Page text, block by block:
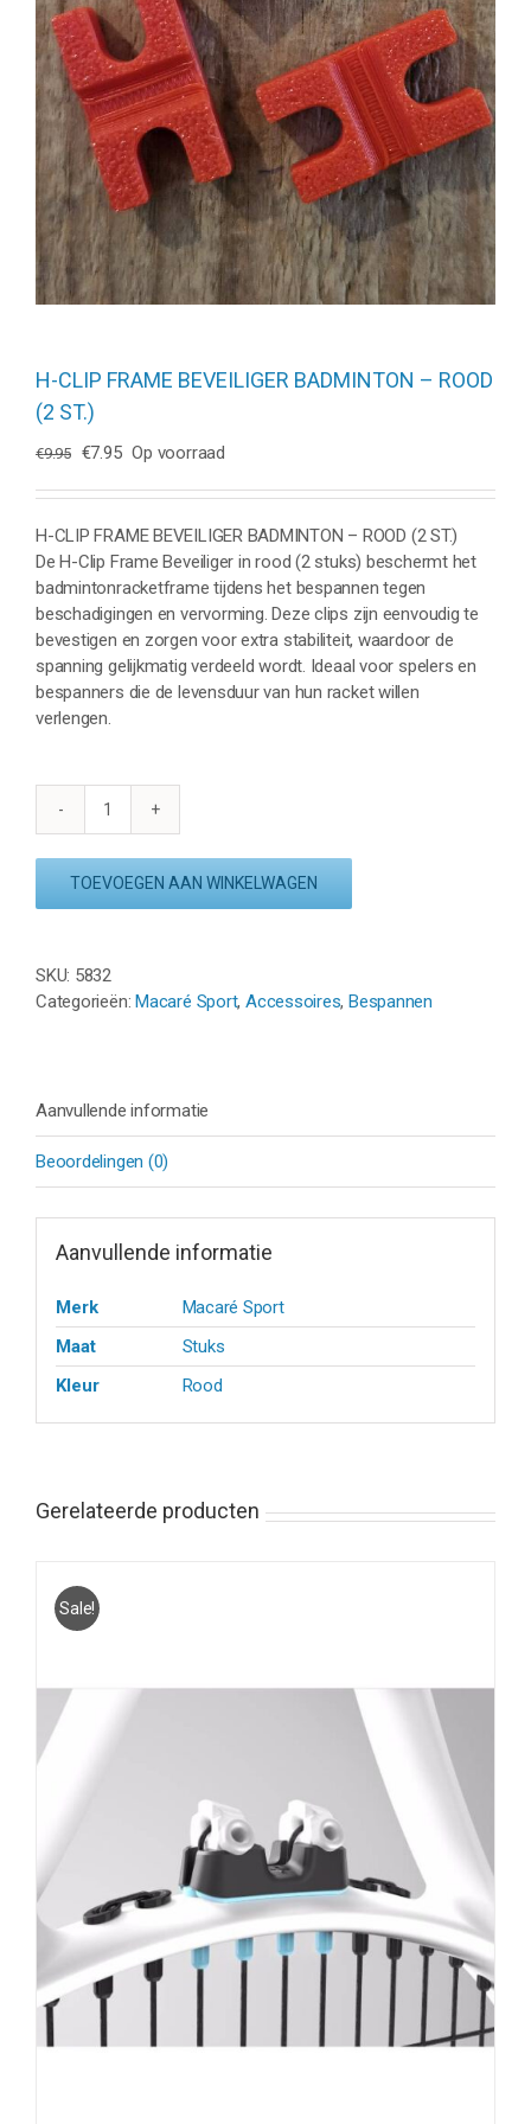
H-CLIP FRAME BEVEILIGER BADMINTON – ROOD
(2 ST.)
€9.95
Oorspronkelijke
was:
€9.95.
€7.95Huidige
is:
€7.95.
Op voorraad
H-CLIP FRAME BEVEILIGER BADMINTON – ROOD (2 ST.)
De H-Clip Frame Beveiliger in rood (2 stuks) beschermt het
badmintonracketframe tijdens het bespannen tegen
beschadigingen en vervorming. Deze clips zijn eenvoudig te
bevestigen en zorgen voor extra stabiliteit, waardoor de
spanning gelijkmatig verdeeld wordt. Ideaal voor spelers en
bespanners die de levensduur van hun racket willen
verlengen.
H-
FRAME
ROOD
(2
TOEVOEGEN AAN WINKELWAGEN
SKU: 5832
Categorieën: Macaré Sport, Accessoires, Bespannen
Aanvullende informatie
Beoordelingen (0)
Aanvullende informatie
Merk
Macaré Sport
Maat
Stuks
Kleur
Rood
Gerelateerde producten
Sale!